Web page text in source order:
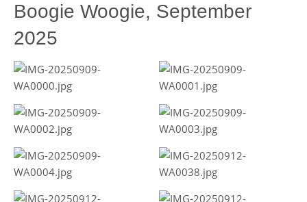
Boogie Woogie, September
2025